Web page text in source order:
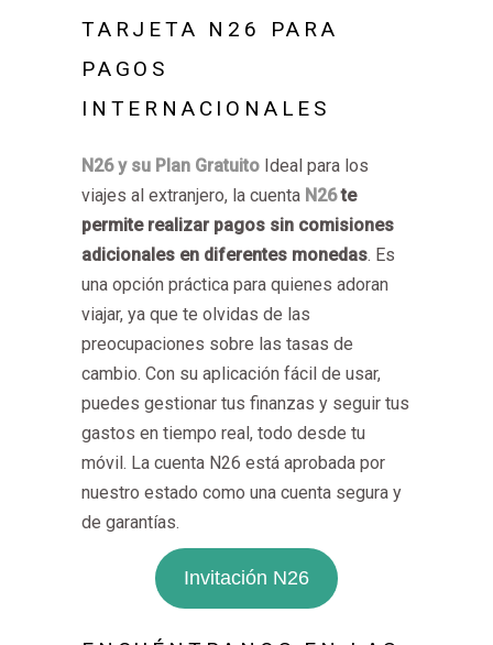
TARJETA N26 PARA
PAGOS
INTERNACIONALES
N26 y su Plan Gratuito Ideal para los
viajes al extranjero, la cuenta N26te
permite realizar pagos sin comisiones
adicionales en diferentes monedas. Es
una opción práctica para quienes adoran
viajar, ya que te olvidas de las
preocupaciones sobre las tasas de
cambio. Con su aplicación fácil de usar,
puedes gestionar tus finanzas y seguir tus
gastos en tiempo real, todo desde tu
móvil. La cuenta N26 está aprobada por
nuestro estado como una cuenta segura y
de garantías.
Invitación N26